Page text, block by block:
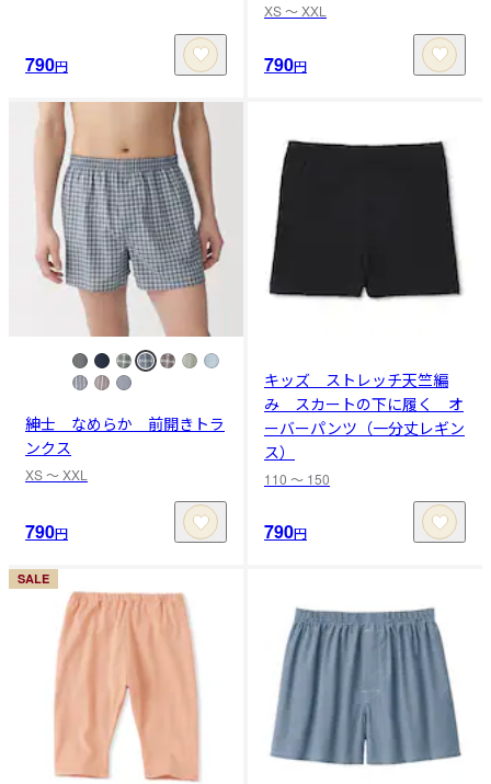
790円
XS 〜 XXL
790円
紳士 なめらか 前開きトラ
ンクス
XS 〜 XXL
790円
キッズ ストレッチ天竺編
み スカートの下に履く オ
ーバーパンツ（一分丈レギン
ス）
110 〜 150
790円
SALE